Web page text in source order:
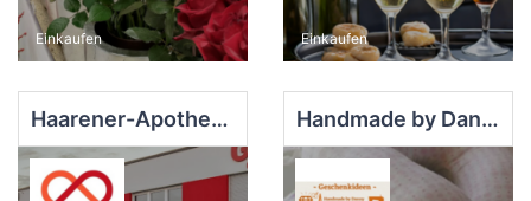
Einkaufen Einkaufen
Haarener-Apotheke Handmade by Danny